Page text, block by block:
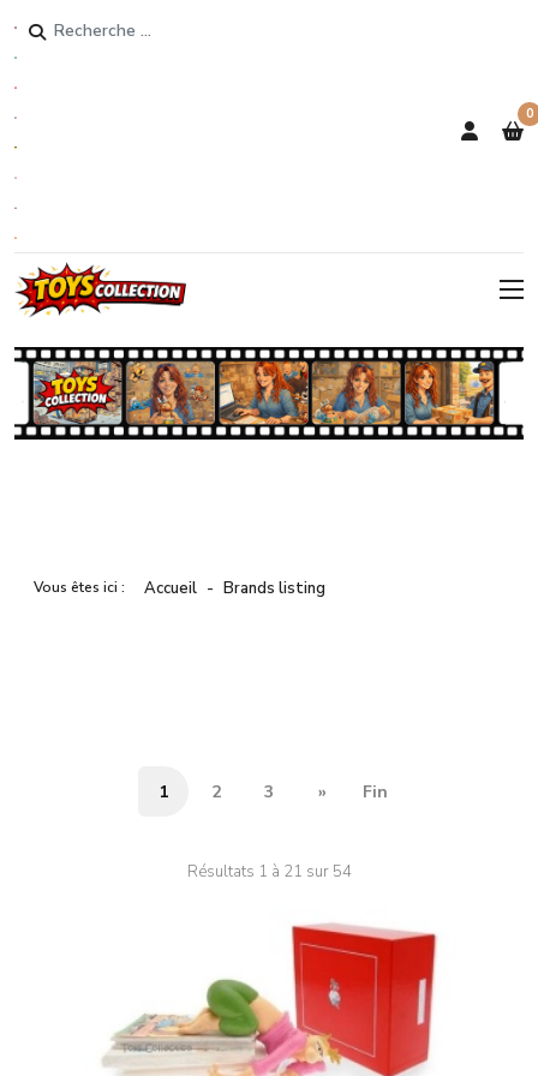
Rechercher
0
Vous êtes ici : Accueil Brands listing
1 2 3 » Fin
Résultats 1 à 21 sur 54